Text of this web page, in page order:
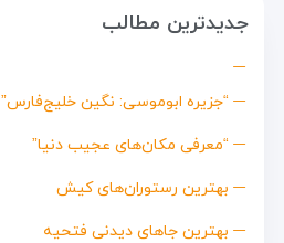
جدیدترین مطالب
“جزیره ابوموسی: نگین خلیج‌فارس”
“معرفی مکان‌های عجیب دنیا”
بهترین رستوران‌های کیش
بهترین جاهای دیدنی فتحیه